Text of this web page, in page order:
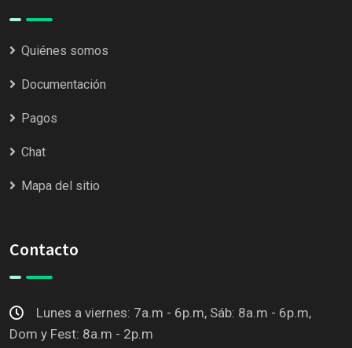
Quiénes somos
Documentación
Pagos
Chat
Mapa del sitio
Contacto
Lunes a viernes: 7a.m - 6p.m, Sáb: 8a.m - 6p.m,
Dom y Fest: 8a.m - 2p.m